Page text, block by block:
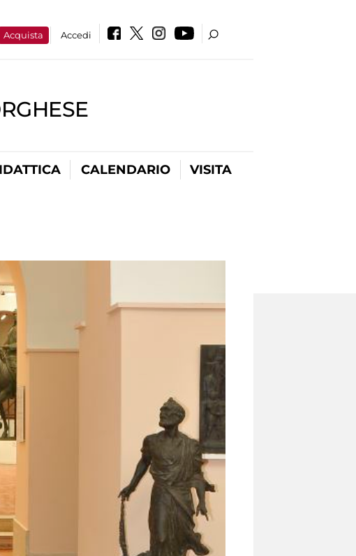
Acquista Accedi
CALENDARIO VISITA